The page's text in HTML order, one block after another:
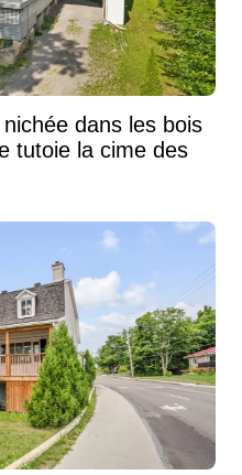
dans les bois
tutoie la cime des